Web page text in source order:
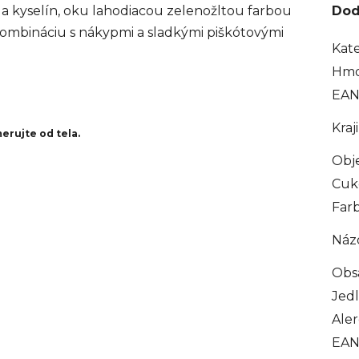
kyselín, oku lahodiacou zelenožltou farbou
s nákypmi a sladkými piškótovými
od tela.
EAN
EAN